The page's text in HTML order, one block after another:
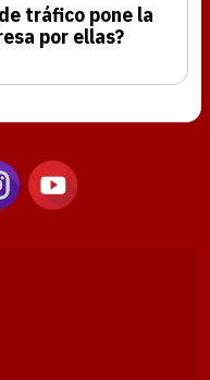
tráfico pone la
por ellas?